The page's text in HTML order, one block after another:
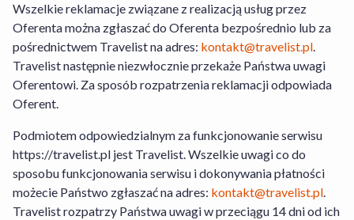
działa jako agent Organizatora Turystyki.
Transport nie jest wliczony w cenę.
Travelist Sp. z o.o. z siedzibą pod adresem
prowadzonego przez Sąd Rejonowy dla m.
st. Warszawy, XII Wydział Gospodarczy
Krajowego Rejestru Sądowego pod nr.
KRS: 0000440014, NIP: 7010359657,
Wszelkie reklamacje związane z realizacją usług przez
Oferenta można zgłaszać do Oferenta bezpośrednio lub za
pośrednictwem Travelist na adres: kontakt@travelist.pl.
Travelist następnie niezwłocznie przekaże Państwa uwagi
Oferentowi. Za sposób rozpatrzenia reklamacji odpowiada
Oferent.
Podmiotem odpowiedzialnym za funkcjonowanie serwisu
https://travelist.pl jest Travelist. Wszelkie uwagi co do
sposobu funkcjonowania serwisu i dokonywania płatności
możecie Państwo zgłaszać na adres: kontakt@travelist.pl.
Travelist rozpatrzy Państwa uwagi w przeciągu 14 dni od ich